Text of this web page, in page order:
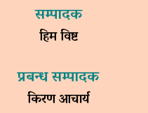
सम्पादक
हिम विष्ट
प्रबन्ध सम्पादक
किरण आचार्य